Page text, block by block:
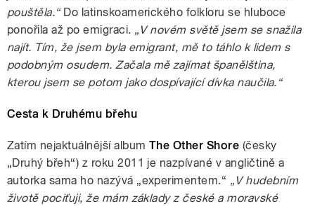
pouštěla.“Do latinskoamerického folkloru se hluboce
ponořila až po emigraci. „V novém světě jsem se snažila
najít. Tím, že jsem byla emigrant, mě to táhlo k lidem s
podobným osudem. Začala mě zajímat španělština,
kterou jsem se potom jako dospívající dívka naučila.“
Cesta k Druhému břehu
Zatím nejaktuálnější album The Other Shore (česky
„Druhý břeh“) z roku 2011 je nazpívané v angličtině a
autorka sama ho nazývá „experimentem.“ „V hudebním
životě pociťuji, že mám základy z české a moravské